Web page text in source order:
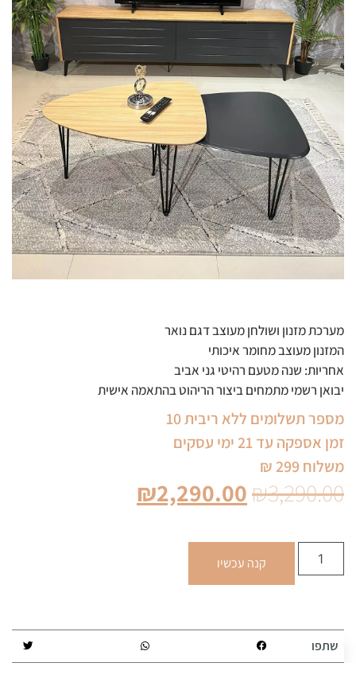
שתפו
מערכת מזנון ושולחן מעוצב דגם נואר
המזנון מעוצב מחומר איכותי
אחריות: שנה מטעם רהיטי גני אביב
יבואן רשמי מתמחים ביצור הריהוט בהתאמה אישית
מספר תשלומים ללא ריבית 10
זמן אספקה עד 21 ימי עסקים
משלוח 299 ₪
₪3,290.00
₪2,290.00
קנה עכשיו